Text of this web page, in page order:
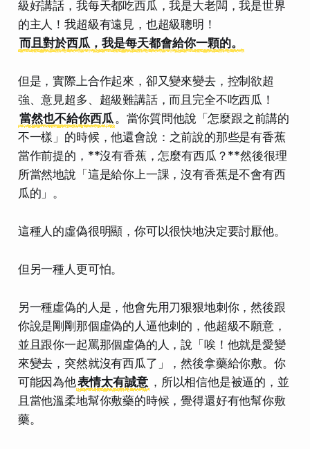
級好講話，我每天都吃西瓜，我是大老闆，我是世界
的主人！我超級有遠見，也超級聰明！
而且對於西瓜，我是每天都會給你一顆的。
但是，實際上合作起來，卻又變來變去，控制欲超
強、意見超多、超級難講話，而且完全不吃西瓜！
當然也不給你西瓜 。當你質問他說 「怎麼跟之前講的
不一樣」 的時候，他還會說：之前說的那些是有香蕉
當作前提的，**沒有香蕉，怎麼有西瓜？**然後很理
所當然地說 「這是給你上一課，沒有香蕉是不會有西
瓜的」 。
這種人的虛偽很明顯，你可以很快地決定要討厭他。
但另一種人更可怕。
另一種虛偽的人是，他會先用刀狠狠地刺你，然後跟
你說是剛剛那個虛偽的人逼他刺的，他超級不願意，
並且跟你一起罵那個虛偽的人，說「唉！他就是愛變
來變去，突然就沒有西瓜了」，然後拿藥給你敷。你
可能因為他表情太有誠意 ，所以相信他是被逼的，並
且當他溫柔地幫你敷藥的時候，覺得還好有他幫你敷
藥。